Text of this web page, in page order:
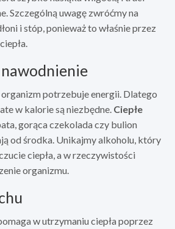
Szczególną uwagę zwróćmy na
i stóp, ponieważ to właśnie przez
potrzebuje energii. Dlatego
w kalorie są niezbędne. Ciepłe
gorąca czekolada czy bulion
od środka. Unikajmy alkoholu, który
ciepła, a w rzeczywistości
organizmu.
w utrzymaniu ciepła poprzez